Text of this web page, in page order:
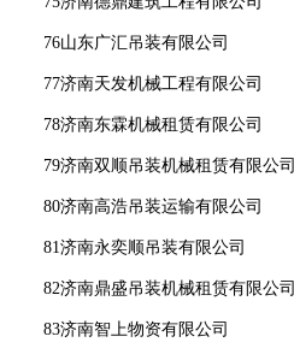
76山东广汇吊装有限公司
77济南天发机械工程有限公司
78济南东霖机械租赁有限公司
79济南双顺吊装机械租赁有限公司
80济南高浩吊装运输有限公司
81济南永奕顺吊装有限公司
82济南鼎盛吊装机械租赁有限公司
83济南智上物资有限公司